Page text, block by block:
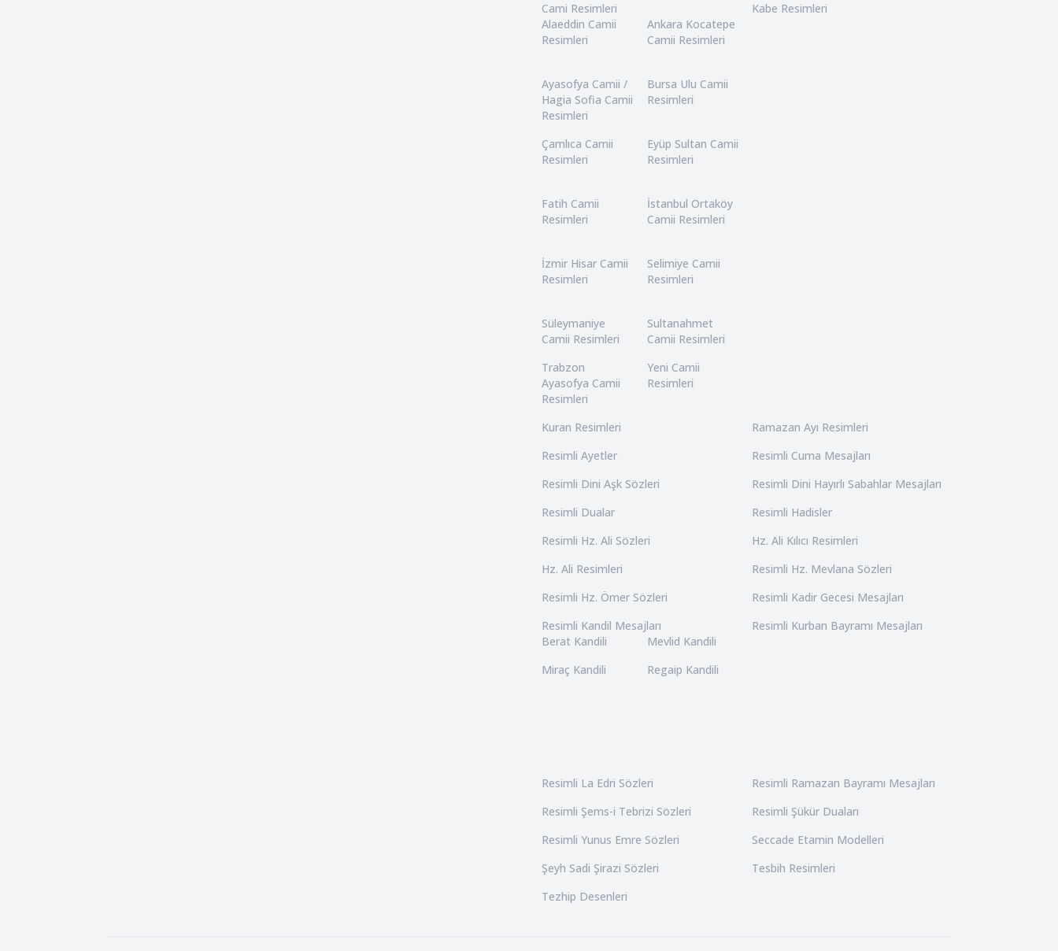
Cami Resimleri
Alaeddin Camii
Resimleri
Ankara Kocatepe
Camii Resimleri
Ayasofya Camii /
Hagia Sofia Camii
Resimleri
Bursa Ulu Camii
Resimleri
Çamlıca Camii
Resimleri
Eyüp Sultan Camii
Resimleri
Fatih Camii
Resimleri
İstanbul Ortaköy
Camii Resimleri
İzmir Hisar Camii
Resimleri
Selimiye Camii
Resimleri
Süleymaniye
Camii Resimleri
Sultanahmet
Camii Resimleri
Trabzon
Ayasofya Camii
Resimleri
Yeni Camii
Resimleri
Kabe Resimleri
Kuran Resimleri
Ramazan Ayı Resimleri
Resimli Ayetler
Resimli Cuma Mesajları
Resimli Dini Aşk Sözleri
Resimli Dini Hayırlı Sabahlar Mesajları
Resimli Dualar
Resimli Hadisler
Resimli Hz. Ali Sözleri
Hz. Ali Kılıcı Resimleri
Hz. Ali Resimleri
Resimli Hz. Mevlana Sözleri
Resimli Hz. Ömer Sözleri
Resimli Kadir Gecesi Mesajları
Resimli Kandil Mesajları
Berat Kandili
Mevlid Kandili
Miraç Kandili
Regaip Kandili
Resimli Kurban Bayramı Mesajları
Resimli La Edri Sözleri
Resimli Ramazan Bayramı Mesajları
Resimli Şems-i Tebrizi Sözleri
Resimli Şükür Duaları
Resimli Yunus Emre Sözleri
Seccade Etamin Modelleri
Şeyh Sadi Şirazi Sözleri
Tesbih Resimleri
Tezhip Desenleri